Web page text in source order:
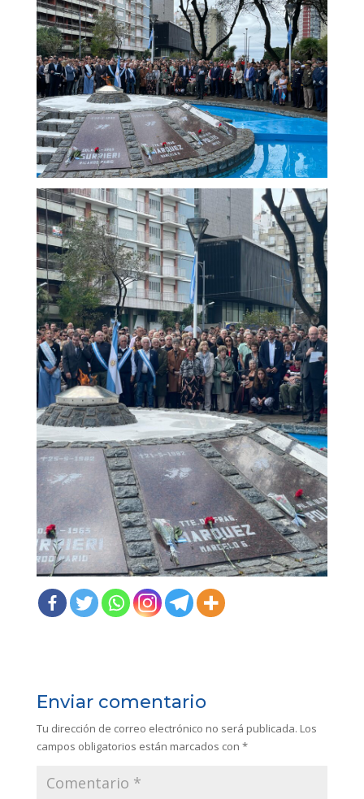
Enviar comentario
Tu dirección de correo electrónico no será publicada. Los
campos obligatorios están marcados con *